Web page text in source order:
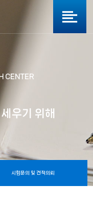
CENTER
우기 위해
시험문의 및 견적의뢰